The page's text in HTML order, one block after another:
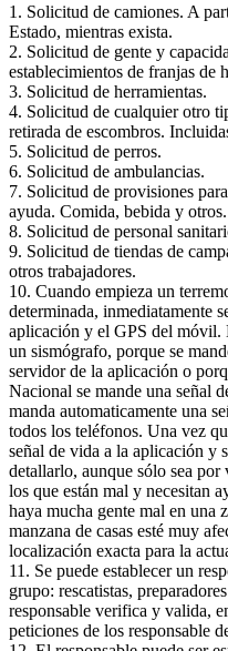
1. Solicitud de camiones. A
Estado, mientras exista.
2. Solicitud de gente y
establecimientos de franjas de
3. Solicitud de herramientas.
4. Solicitud de cualquier otro
retirada de escombros.
5. Solicitud de perros.
6. Solicitud de ambulancias.
7. Solicitud de provisiones
ayuda. Comida, bebida y otros.
8. Solicitud de personal
9. Solicitud de tiendas de
otros trabajadores.
10. Cuando empieza un
determinada, inmediatamente
aplicación y el GPS del móvil.
un sismógrafo, porque se
servidor de la aplicación o
Nacional se mande una señal
manda automaticamente una
todos los teléfonos. Una vez
señal de vida a la aplicación y
detallarlo, aunque sólo sea
los que están mal y necesitan
haya mucha gente mal en una
manzana de casas esté muy
localización exacta para la
11. Se puede establecer un
grupo: rescatistas,
responsable verifica y valida,
peticiones de los responsable